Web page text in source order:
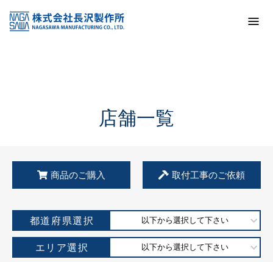
KSS加盟店・取扱店情報
店舗一覧
店舗一覧
商品のご購入 取付工事のご依頼
都道府県選択 以下から選択して下さい
エリア選択 以下から選択して下さい